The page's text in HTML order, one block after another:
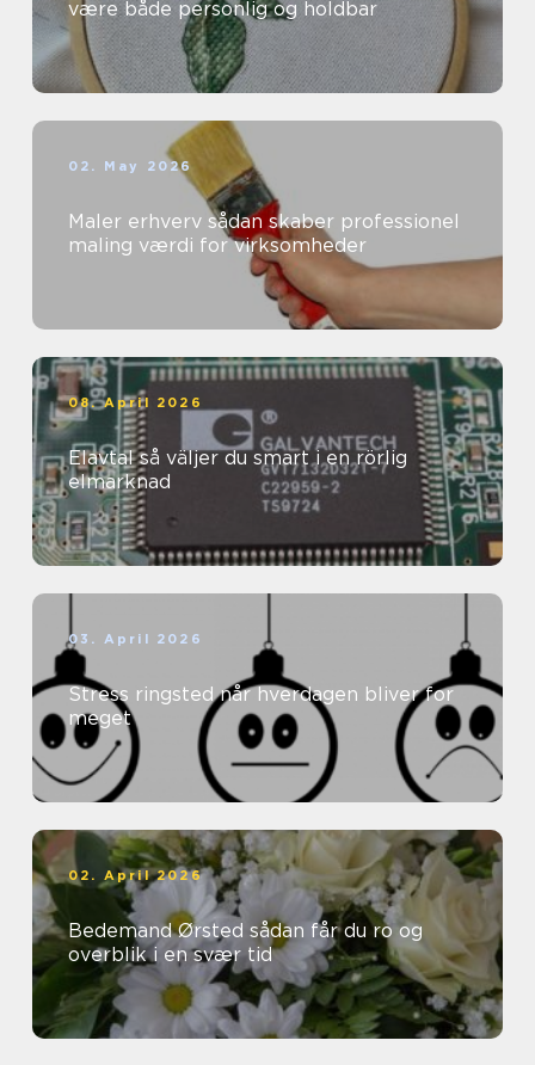
være både personlig og holdbar
02. May 2026
Maler erhverv sådan skaber professionel
maling værdi for virksomheder
08. April 2026
Elavtal så väljer du smart i en rörlig
elmarknad
03. April 2026
Stress ringsted når hverdagen bliver for
meget
02. April 2026
Bedemand Ørsted sådan får du ro og
overblik i en svær tid